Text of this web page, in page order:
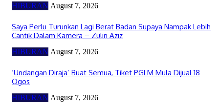
HIBURAN August 7, 2026
Saya Perlu Turunkan Lagi Berat Badan Supaya Nampak Lebih
Cantik Dalam Kamera – Zulin Aziz
HIBURAN August 7, 2026
‘Undangan Diraja’ Buat Semua, Tiket PGLM Mula Dijual 18
Ogos
HIBURAN August 7, 2026